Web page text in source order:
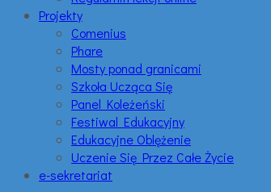
Projekty
Comenius
Phare
Mosty ponad granicami
Szkoła Ucząca Się
Panel Koleżeński
Festiwal Edukacyjny
Edukacyjne Oblężenie
Uczenie Się Przez Całe Życie
e-sekretariat